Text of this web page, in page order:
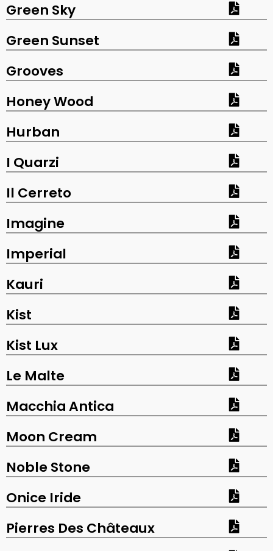
Green Sky
Green Sunset
Grooves
Honey Wood
Hurban
I Quarzi
Il Cerreto
Imagine
Imperial
Kauri
Kist
Kist Lux
Le Malte
Macchia Antica
Moon Cream
Noble Stone
Onice Iride
Pierres Des Châteaux